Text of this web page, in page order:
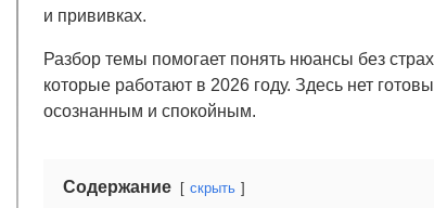
и прививках.
Разбор темы помогает понять нюансы без
которые работают в 2026 году. Здесь нет
осознанным и спокойным.
Содержание скрыть